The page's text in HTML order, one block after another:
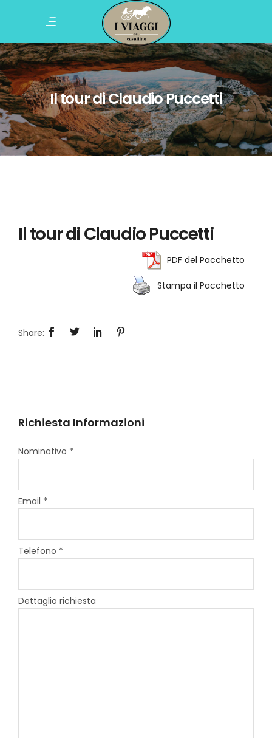
Il tour di Claudio Puccetti
Il tour di Claudio Puccetti
PDF del Pacchetto
Stampa il Pacchetto
Richiesta Informazioni
Nominativo *
Email *
Telefono *
Dettaglio richiesta